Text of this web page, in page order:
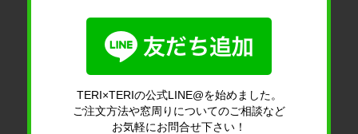
TERI×TERIの公式LINE@を始めました。
ご注文方法や窓周りについてのご相談など
お気軽にお問合せ下さい！